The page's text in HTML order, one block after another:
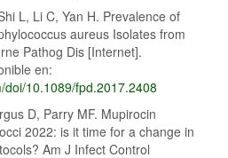
L, Li C, Yan H. Prevalence of
aureus Isolates from
Pathog Dis [Internet].
en:
10.1089/fpd.2017.2408
D, Parry MF. Mupirocin
2022: is it time for a change in
Am J Infect Control